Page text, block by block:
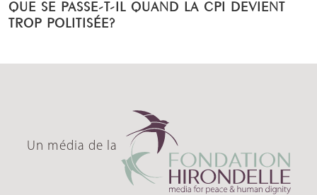
QUE SE PASSE-T-IL QUAND LA CPI DEVIENT
TROP POLITISÉE?
Un média de la